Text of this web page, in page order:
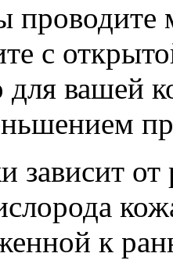
проводите
с
для вашей
зависит
к